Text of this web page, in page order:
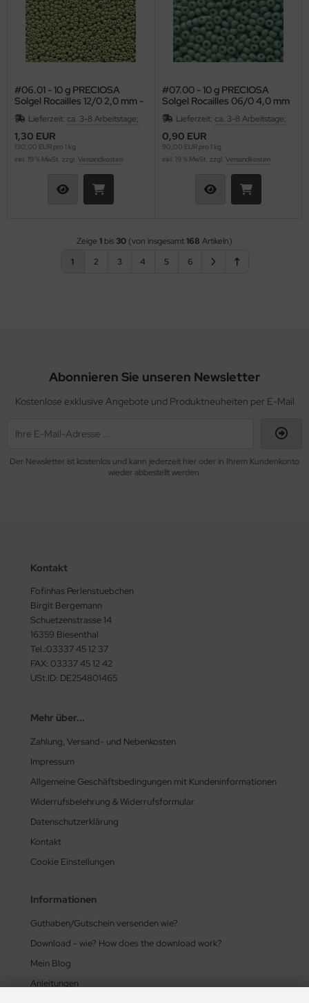
#06.01 - 10 g PRECIOSA
Solgel Rocailles 12/0 2,0 mm -
Opaque Celadon
Lieferzeit: ca. 3-8 Arbeitstage;
1,30 EUR
130,00 EUR pro 1 kg
inkl. 19 % MwSt. zzgl. Versandkosten
#07.00 - 10 g PRECIOSA
Solgel Rocailles 06/0 4,0 mm
- Opal Jade
Lieferzeit: ca. 3-8 Arbeitstage;
0,90 EUR
90,00 EUR pro 1 kg
inkl. 19 % MwSt. zzgl. Versandkosten
Zeige 1 bis 30 (von insgesamt168 Artikeln)
1
2 3 4 5 6
Abonnieren Sie unseren Newsletter
Kostenlose exklusive Angebote und Produktneuheiten per E-Mail
Der Newsletter ist kostenlos und kann jederzeit hier oder in Ihrem Kundenkonto
wieder abbestellt werden.
Kontakt
Fofinhas Perlenstuebchen
Birgit Bergemann
Schuetzenstrasse 14
16359 Biesenthal
Tel.:03337 45 12 37
FAX: 03337 45 12 42
USt.ID: DE254801465
Mehr über...
Zahlung, Versand- und Nebenkosten
Impressum
Allgemeine Geschäftsbedingungen mit Kundeninformationen
Widerrufsbelehrung & Widerrufsformular
Datenschutzerklärung
Kontakt
Cookie Einstellungen
Informationen
Guthaben/Gutschein versenden wie?
Download - wie? How does the download work?
Mein Blog
Anleitungen